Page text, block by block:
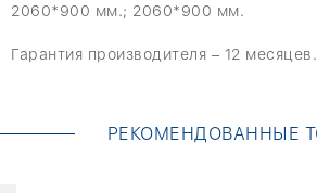
2060*900 мм.; 2060*900 мм.
Гарантия производителя – 12 месяцев.
РЕКОМЕНДОВАННЫЕ